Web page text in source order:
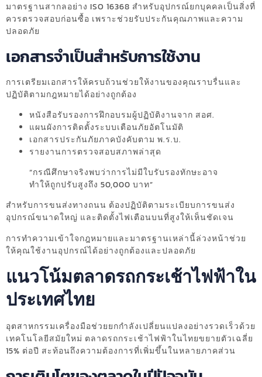
มาตรฐานสากลอย่าง ISO 16368 สำหรับอุปกรณ์ยกบุคคลเป็นสิ่งที่
ควรตรวจสอบก่อนซื้อ เพราะช่วยรับประกันคุณภาพและความ
ปลอดภัย
เอกสารจำเป็นสำหรับการใช้งาน
การเตรียมเอกสารให้ครบถ้วนช่วยให้งานของคุณราบรื่นและ
ปฏิบัติตามกฎหมายได้อย่างถูกต้อง
หนังสือรับรองการฝึกอบรมผู้ปฏิบัติงานจาก สอศ.
แผนผังการติดตั้งระบบเตือนภัยอัตโนมัติ
เอกสารประกันภัยภาคบังคับตาม พ.ร.บ.
รายงานการตรวจสอบสภาพล่าสุด
“กรณีศึกษาจริงพบว่าการไม่มีใบรับรองทักษะอาจ
ทำให้ถูกปรับสูงถึง 50,000 บาท”
สำหรับการขนส่งทางถนน ต้องปฏิบัติตามระเบียบการขนส่ง
อุปกรณ์ขนาดใหญ่ และติดตั้งไฟเตือนบนที่สูงให้เห็นชัดเจน
การทำความเข้าใจกฎหมายและมาตรฐานเหล่านี้ล่วงหน้าช่วย
ให้คุณใช้งานอุปกรณ์ได้อย่างถูกต้องและปลอดภัย
แนวโน้มตลาดรถกระเช้าไฟฟ้าใน
ประเทศไทย
อุตสาหกรรมเครื่องมือช่วยยกกำลังเปลี่ยนแปลงอย่างรวดเร็วด้วย
เทคโนโลยีสมัยใหม่ ตลาดรถกระเช้าไฟฟ้าในไทยขยายตัวเฉลี่ย
15% ต่อปี สะท้อนถึงความต้องการที่เพิ่มขึ้นในหลายภาคส่วน